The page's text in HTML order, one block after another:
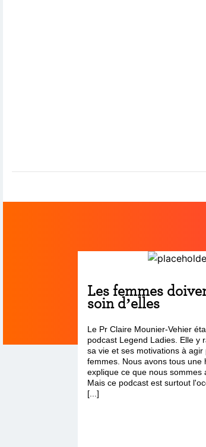
Les femmes
soin d’elles
Le Pr Claire Mounier-Vehier
podcast Legend Ladies. Elle y
sa vie et ses motivations à
femmes. Nous avons tous une
explique ce que nous sommes
Mais ce podcast est surtout
[...]